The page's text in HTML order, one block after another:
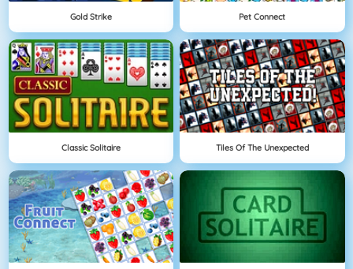
Gold Strike Pet Connect
Classic Solitaire Tiles Of The Unexpected